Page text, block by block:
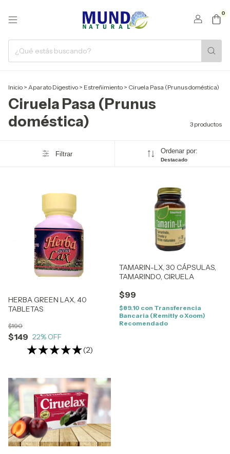
0
Inicio > Aparato Digestivo > Estreñimiento > Ciruela Pasa (Prunus doméstica)
Ciruela Pasa (Prunus
doméstica)
3 productos
Filtrar Ordenar por:
Destacado
HERBA GREEN LAX, 40
TABLETAS
$149
$190
22% OFF
(2)
TAMARIN-LX, 30 CÁPSULAS,
TAMARINDO, CIRUELA
$99
$89.10 con Transferencia
Bancaria (Remitly o Xoom)
Recomendado